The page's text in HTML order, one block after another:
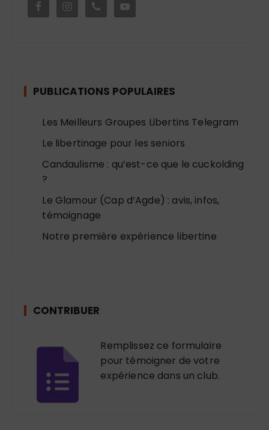
PUBLICATIONS POPULAIRES
Les Meilleurs Groupes Libertins Telegram
Le libertinage pour les seniors
Candaulisme : qu’est-ce que le cuckolding
?
Le Glamour (Cap d’Agde) : avis, infos,
témoignage
Notre première expérience libertine
CONTRIBUER
Remplissez ce formulaire
pour témoigner de votre
expérience dans un club.